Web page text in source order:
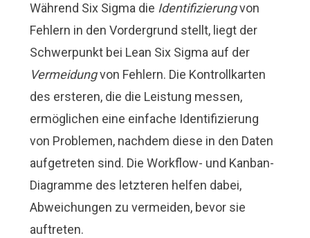
Während Six Sigma die Identifizierungvon
Fehlern in den Vordergrund stellt, liegt der
Schwerpunkt bei Lean Six Sigma auf der
Vermeidungvon Fehlern. Die Kontrollkarten
des ersteren, die die Leistung messen,
ermöglichen eine einfache Identifizierung
von Problemen, nachdem diese in den Daten
aufgetreten sind. Die Workflow- und Kanban-
Diagramme des letzteren helfen dabei,
Abweichungen zu vermeiden, bevor sie
auftreten.